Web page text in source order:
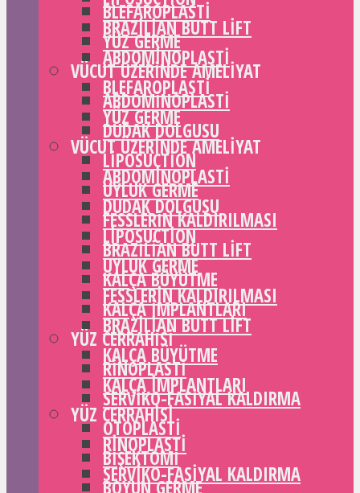
BLEFAROPLASTI
YÜZ GERME
VÜCUT ÜZERINDE AMELIYAT
ABDOMINOPLASTI
DUDAK DOLGUSU
LIPOSUCTION
UYLUK GERME
FESSLERIN KALDIRILMASI
BRAZILIAN BUTT LIFT
KALÇA BÜYÜTME
KALÇA IMPLANTLARI
YÜZ CERRAHISI
RINOPLASTI
SERVIKO-FASIYAL KALDIRMA
OTOPLASTI
BIŞEKTOMI
BOYUN GERME
BRAZILIAN BUTT LIFT
ABDOMINOPLASTI
BLEFAROPLASTI
YÜZ GERME
VÜCUT ÜZERINDE AMELIYAT
ABDOMINOPLASTI
DUDAK DOLGUSU
LIPOSUCTION
UYLUK GERME
FESSLERIN KALDIRILMASI
BRAZILIAN BUTT LIFT
KALÇA BÜYÜTME
KALÇA IMPLANTLARI
YÜZ CERRAHISI
RINOPLASTI
SERVIKO-FASIYAL KALDIRMA